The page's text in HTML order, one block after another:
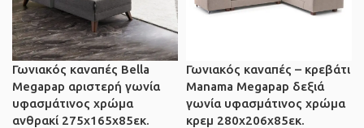
Γωνιακός καναπές Bella
Megapap αριστερή γωνία
υφασμάτινος χρώμα
ανθρακί 275x165x85εκ.
Γωνιακός καναπές – κρεβάτι
Manama Megapap δεξιά
γωνία υφασμάτινος χρώμα
κρεμ 280x206x85εκ.